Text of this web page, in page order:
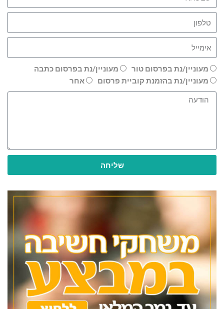
מעוניין/נת בפרסום טור
מעוניין/נת בפרסום כתבה
מעוניין/נת בהזמנת קוביית פרסום
אחר
שליחה